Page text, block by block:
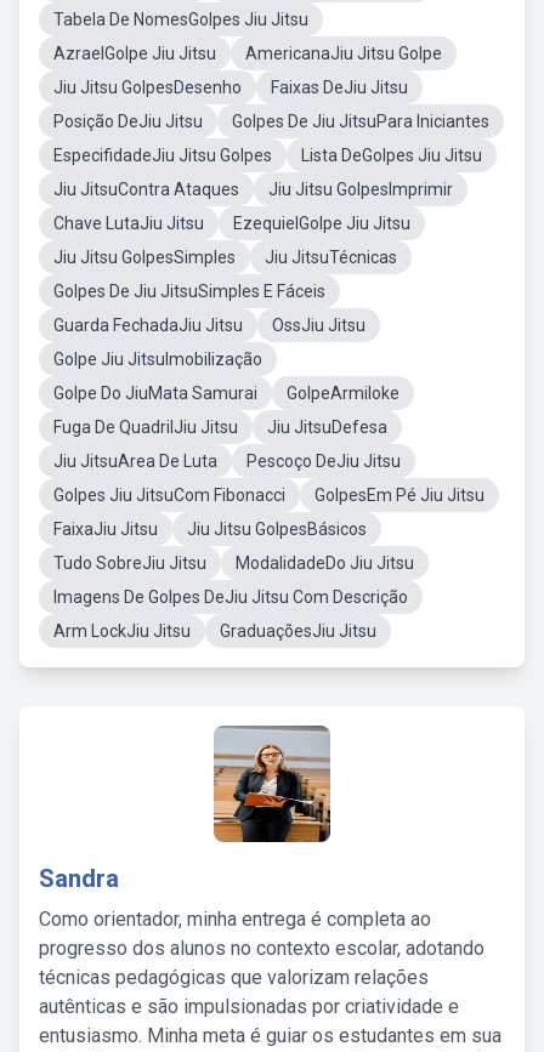
Tabela De NomesGolpes Jiu Jitsu
AzraelGolpe Jiu Jitsu
AmericanaJiu Jitsu Golpe
Jiu Jitsu GolpesDesenho
Faixas DeJiu Jitsu
Posição DeJiu Jitsu
Golpes De Jiu JitsuPara Iniciantes
EspecifidadeJiu Jitsu Golpes
Lista DeGolpes Jiu Jitsu
Jiu JitsuContra Ataques
Jiu Jitsu GolpesImprimir
Chave LutaJiu Jitsu
EzequielGolpe Jiu Jitsu
Jiu Jitsu GolpesSimples
Jiu JitsuTécnicas
Golpes De Jiu JitsuSimples E Fáceis
Guarda FechadaJiu Jitsu
OssJiu Jitsu
Golpe Jiu JitsuImobilização
Golpe Do JiuMata Samurai
GolpeArmiloke
Fuga De QuadrilJiu Jitsu
Jiu JitsuDefesa
Jiu JitsuArea De Luta
Pescoço DeJiu Jitsu
Golpes Jiu JitsuCom Fibonacci
GolpesEm Pé Jiu Jitsu
FaixaJiu Jitsu
Jiu Jitsu GolpesBásicos
Tudo SobreJiu Jitsu
ModalidadeDo Jiu Jitsu
Imagens De Golpes DeJiu Jitsu Com Descrição
Arm LockJiu Jitsu
GraduaçõesJiu Jitsu
Sandra
Como orientador, minha entrega é completa ao
progresso dos alunos no contexto escolar, adotando
técnicas pedagógicas que valorizam relações
autênticas e são impulsionadas por criatividade e
entusiasmo. Minha meta é guiar os estudantes em sua